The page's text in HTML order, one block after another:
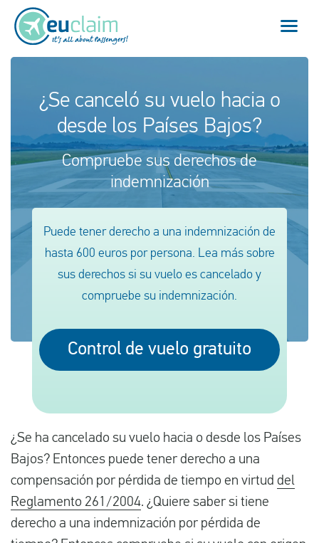
Comprobar la compensación
Sobre nosotros
Póngase en contacto con
Español
Vuelo cancelado
Vuelo retrasado
Conexión perdida
Embarque denegado
Nuestro servicio
¿Se canceló su vuelo hacia o
desde los Países Bajos?
Compruebe sus derechos de
indemnización
Puede tener derecho a una indemnización de
hasta 600 euros por persona. Lea más sobre
sus derechos si su vuelo es cancelado y
compruebe su indemnización.
Control de vuelo gratuito
¿Se ha cancelado su vuelo hacia o desde los Países
Bajos? Entonces puede tener derecho a una
compensación por pérdida de tiempo en virtud del
Reglamento 261/2004. ¿Quiere saber si tiene
derecho a una indemnización por pérdida de